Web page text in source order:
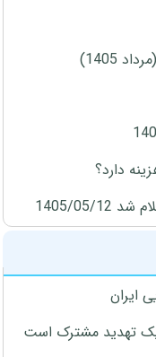
دارد؟
05/12
ایران
یک تهدید مشترک است